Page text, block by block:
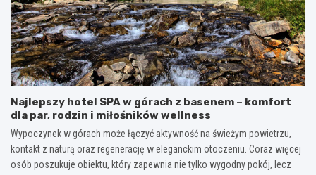
Najlepszy hotel SPA w górach z basenem – komfort
dla par, rodzin i miłośników wellness
Wypoczynek w górach może łączyć aktywność na świeżym powietrzu,
kontakt z naturą oraz regenerację w eleganckim otoczeniu. Coraz więcej
osób poszukuje obiektu, który zapewnia nie tylko wygodny pokój, lecz